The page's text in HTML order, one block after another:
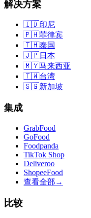
解决方案
🇮🇩印尼
🇵🇭菲律宾
🇹🇭泰国
🇯🇵日本
🇲🇾马来西亚
🇹🇼台湾
🇸🇬新加坡
集成
GrabFood
GoFood
Foodpanda
TikTok Shop
Deliveroo
ShopeeFood
查看全部 →
比较